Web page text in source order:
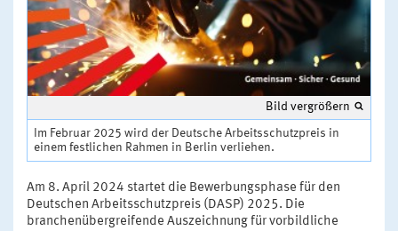
Bild vergrößern
Im Februar 2025 wird der Deutsche Arbeitsschutzpreis in
einem festlichen Rahmen in Berlin verliehen.
Am 8. April 2024 startet die Bewerbungsphase für den
Deutschen Arbeitsschutzpreis (DASP) 2025. Die
branchenübergreifende Auszeichnung für vorbildliche